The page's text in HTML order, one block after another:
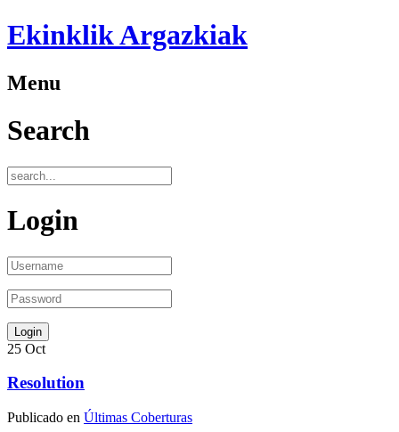
Ekinklik Argazkiak
Menu
Search
Login
25 Oct
Resolution
Publicado en Últimas Coberturas